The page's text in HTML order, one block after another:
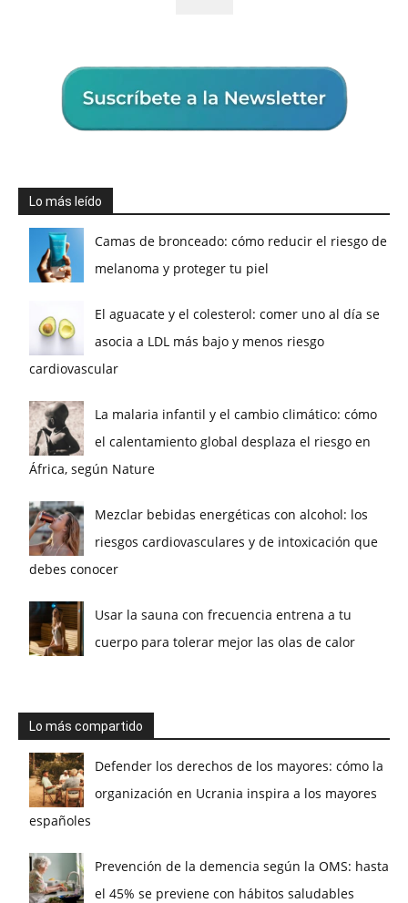
Lo más leído
Camas de bronceado: cómo reducir el riesgo de
melanoma y proteger tu piel
El aguacate y el colesterol: comer uno al día se
asocia a LDL más bajo y menos riesgo
cardiovascular
La malaria infantil y el cambio climático: cómo
el calentamiento global desplaza el riesgo en
África, según Nature
Mezclar bebidas energéticas con alcohol: los
riesgos cardiovasculares y de intoxicación que
debes conocer
Usar la sauna con frecuencia entrena a tu
cuerpo para tolerar mejor las olas de calor
Lo más compartido
Defender los derechos de los mayores: cómo la
organización en Ucrania inspira a los mayores
españoles
Prevención de la demencia según la OMS: hasta
el 45% se previene con hábitos saludables